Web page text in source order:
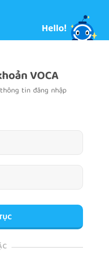
VOCA
tin đăng nhập